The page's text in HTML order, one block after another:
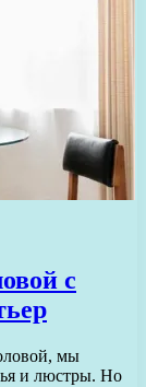
с
мы
и люстры. Но